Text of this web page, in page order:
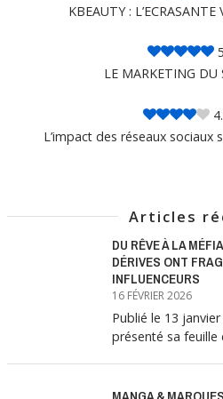
KBEAUTY : L’ECRASANTE
5
LE MARKETING DU
L’impact des réseaux sociaux
Articles
DU RÊVE À LA
DÉRIVES ONT
INFLUENCEURS
16 FÉVRIER 2026
Publié le 13
présenté sa